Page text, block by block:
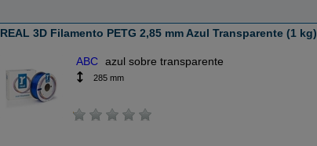
REAL 3D Filamento PETG 2,85 mm Azul Transparente (1 kg)
ABC azul sobre transparente
285 mm